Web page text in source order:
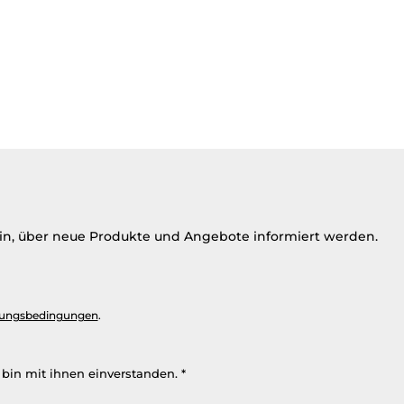
über neue Produkte und Angebote informiert werden.
.
mit ihnen einverstanden. *